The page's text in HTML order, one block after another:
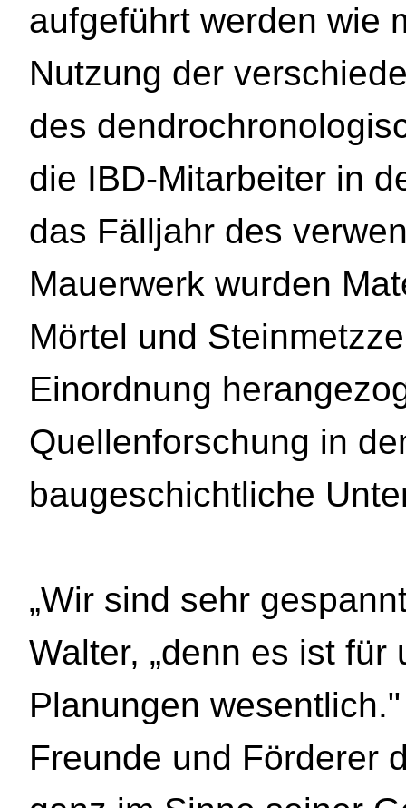
aufgeführt werden wie
Nutzung der
des
die IBD-Mitarbeiter in
das Fälljahr des
Mauerwerk wurden
Mörtel und
Einordnung
Quellenforschung in
baugeschichtliche
„Wir sind sehr
Walter, „denn es ist
Planungen
Freunde und Förderer